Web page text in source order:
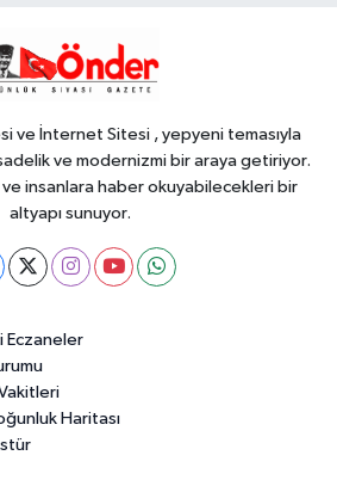
13:19
ve İnternet Sitesi , yepyeni temasıyla
ve modernizmi bir araya getiriyor.
ve insanlara haber okuyabilecekleri bir
altyapı sunuyor.
Eczaneler
Haritası